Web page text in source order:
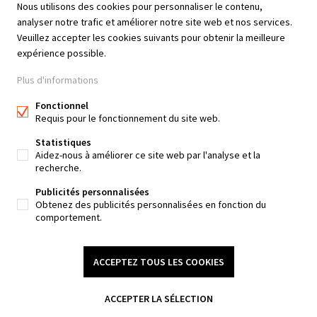
120m² 121m²
IVA Immobilière Waterloo
+32 2 850 03 63
l'Alleud
Château
+32 2 850 03 63
MODIFIER MES PRÉFÉRENCES COOKIES
Nous utilisons des cookies pour personnaliser le contenu,
analyser notre trafic et améliorer notre site web et nos services.
Veuillez accepter les cookies suivants pour obtenir la meilleure
expérience possible.
Plus d'informations
Fonctionnel
Requis pour le fonctionnement du site web.
Statistiques
Aidez-nous à améliorer ce site web par l'analyse et la
recherche.
Publicités personnalisées
Obtenez des publicités personnalisées en fonction du
comportement.
ACCEPTEZ TOUS LES COOKIES
ACCEPTER LA SÉLECTION